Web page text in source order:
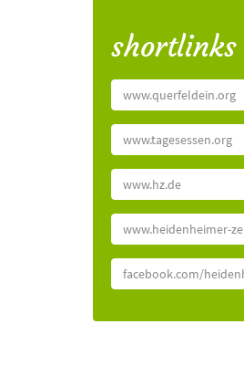
shortlinks
www.querfeldein.org
www.tagesessen.org
www.hz.de
www.heidenheimer-
facebook.com/